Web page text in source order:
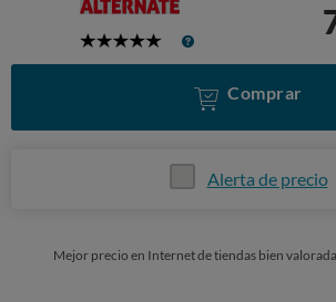
5
Comprar
Alerta de precio
Mejor precio en Internet de tiendas bien